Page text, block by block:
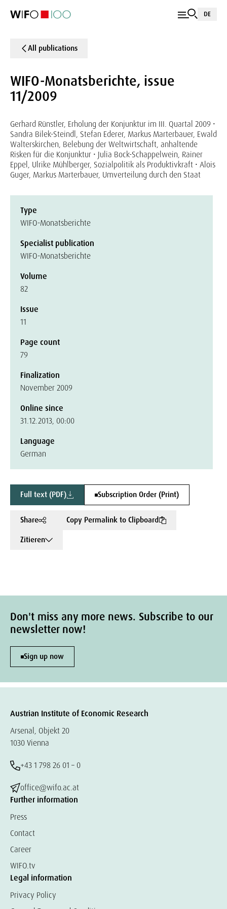
DE
All publications
WIFO-Monatsberichte, issue
11/2009
Gerhard Rünstler, Erholung der Konjunktur im III. Quartal 2009 •
Sandra Bilek-Steindl, Stefan Ederer, Markus Marterbauer, Ewald
Walterskirchen, Belebung der Weltwirtschaft, anhaltende
Risken für die Konjunktur • Julia Bock-Schappelwein, Rainer
Eppel, Ulrike Mühlberger, Sozialpolitik als Produktivkraft • Alois
Guger, Markus Marterbauer, Umverteilung durch den Staat
Type
WIFO-Monatsberichte
Specialist publication
WIFO-Monatsberichte
Volume
82
Issue
11
Page count
79
Finalization
November 2009
Online since
31.12.2013, 00:00
Language
German
Full text (PDF) Subscription Order (Print)
Share
Copy Permalink to Clipboard
Zitieren
Don't miss any more news. Subscribe to our
newsletter now!
Sign up now
Austrian Institute of Economic Research
Arsenal, Objekt 20
1030 Vienna
+43 1 798 26 01 – 0
office@wifo.ac.at
Further information
Press
Contact
Career
WIFO.tv
Legal information
Privacy Policy